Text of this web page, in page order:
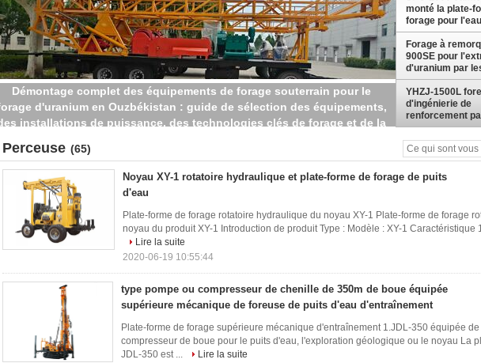
Plate-forme de forage de chaussée du charbon ZYJ-400/130 avec le
courrier à forer le trou de profondeur de 150m et de diamètre de 113mm
forage et de la
des erreurs.
diamètre de
monté la plate-
forage pour
1000m ou le trou
hydrogéologique
d'enquête
Forage à
900SE pour
d'uranium par
situ en
YHZJ-1500L
d'ingénierie de
renforcement
injection
moteur diesel
chenille
Perceuse (65)
Noyau XY-1 rotatoire hydraulique et plate-forme de forage de puits
d'eau
Plate-forme de forage rotatoire hydraulique du noyau XY-1 Plate-forme de forage
noyau du produit XY-1 Introduction de produit Type : Modèle : XY-1 Caractéristique
Lire la suite
2020-06-19 10:55:44
type pompe ou compresseur de chenille de 350m de boue équipée
supérieure mécanique de foreuse de puits d'eau d'entraînement
Plate-forme de forage supérieure mécanique d'entraînement 1.JDL-350 équipée
compresseur de boue pour le puits d'eau, l'exploration géologique ou le noyau La
JDL-350 est ...
Lire la suite